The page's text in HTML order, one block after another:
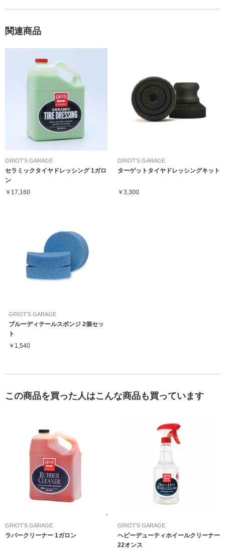
関連商品
GRIOT'S GARAGE
セラミックタイヤドレッシング 1ガロ
ン
￥17,160
GRIOT'S GARAGE
ターゲットタイヤドレッシングキット
￥3,300
GRIOT'S GARAGE
ブルーディテールスポンジ 2個セッ
ト
￥1,540
この商品を買った人はこんな商品も買っています
GRIOT'S GARAGE
ラバークリーナー 1ガロン
GRIOT'S GARAGE
ヘビーデューティホイールクリーナー
22オンス